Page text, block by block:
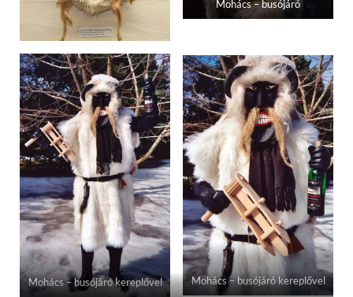
Mohács – busójáró
Mohács – busójáró kereplővel Mohács – busójáró kereplővel